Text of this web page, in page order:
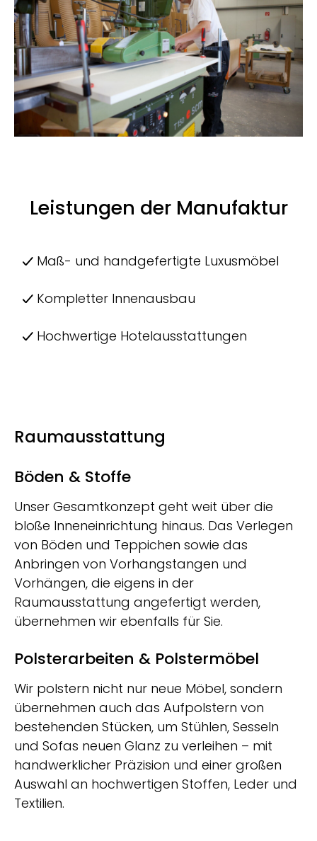
Leistungen der Manufaktur
Maß- und handgefertigte Luxusmöbel
Kompletter Innenausbau
Hochwertige Hotelausstattungen
Raumausstattung
Böden & Stoffe
Unser Gesamtkonzept geht weit über die
bloße Inneneinrichtung hinaus. Das Verlegen
von Böden und Teppichen sowie das
Anbringen von Vorhangstangen und
Vorhängen, die eigens in der
Raumausstattung angefertigt werden,
übernehmen wir ebenfalls für Sie.
Polsterarbeiten & Polstermöbel
Wir polstern nicht nur neue Möbel, sondern
übernehmen auch das Aufpolstern von
bestehenden Stücken, um Stühlen, Sesseln
und Sofas neuen Glanz zu verleihen – mit
handwerklicher Präzision und einer großen
Auswahl an hochwertigen Stoffen, Leder und
Textilien.